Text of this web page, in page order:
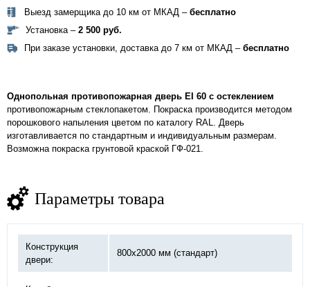
Выезд замерщика до 10 км от МКАД – бесплатно
Установка – 2 500 руб.
При заказе установки, доставка до 7 км от МКАД – бесплатно
Однопольная противопожарная дверь EI 60 с остеклением
противопожарным стеклопакетом. Покраска производится методом
порошкового напыления цветом по каталогу RAL. Дверь
изготавливается по стандартным и индивидуальным размерам.
Возможна покраска грунтовой краской ГФ-021.
Параметры товара
Конструкция
двери:
800х2000 мм (стандарт)